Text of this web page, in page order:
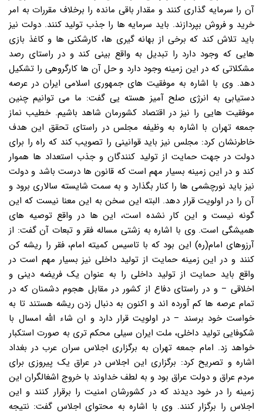
آن را سرمایه گذاری کنند و مقدار باقی مانده را برخلاف مقررات به امر
خرید و فروش بپردازند. باید سرمایه ها را جذب تولید کنند. دولت نیز
باید تلاش کند که برخی از بهانه گیری ها، کارشکنی ها و کاغذ بازی
هایی که وجود دارد را تبدیل به واقع بینی کند و در راستای رصد
مشکلاتی که در این زمینه وجود دارد و حل آن ها کارگروهی را تشکیل
دهد. وی با اشاره به موفقیت های جمهوری اسلامی ایران در عرصه
دستیابی به انرژی صلح آمیز هسته یی گفت: ما می توانیم چنین
موفقیت هایی را نیز در اقتصاد کشورمان شاهد باشیم. خطیب نماز
جمعه تهران با اشاره به وظیفه مجلس در راستای تحقق این هدف
خاطرنشان کرد: مجلس نیز باید قوانینی را تصویب کند که راه را برای
دولت در جهت حمایت از تولید کنندگان و جذب استعداد ها هموار
کند و در این زمینه بسیار مهم است که قانون ها درست باشد و دولت
نیز باید نورچشمی ها را کنار بگذارد و به سمت شایسته سالاری برود و
آن را در اولویت قرار دهد. البته این سخن به این معنا نیست که این
گونه نیست و این کار نشده است، این ها در واقع توصیه های
همیشگی است. وی با اشاره به زشتی مساله فقر و تبعات آن گفت: از
آرزوهای امام(ره) این بود که با تاسیس کمیته امام، فقر را ریشه کن
کنند و در این زمینه حمایت از تولید داخلی نیز بسیار مهم است در
واقع باید حمایت از تولید داخلی را به عنوان یک فریضه دینی و
اخلاقی – و در راستای دفاع از کشور در مقابل هجوم دشمنان که در
تمام عرصه ها کم آورده اند و اکنون به دنبال زدن ریشه هستند تا به
خواست خود برسند – در اولویت قرار دارد و ان شاء الله امسال با
شکوفایی تولید داخلی، ملت ایران سیلی محکم تری به صورت استکبار
خواهد زد. امام جمعه تهران به برگزاری اجلاس سران عرب در بغداد
اشاره و تصریح کرد: برگزاری این اجلاس در عراق یک پیروزی برای
مردم عراق و دولت عراق بود و به لطف خداوند با خروج اشغالگران این
زمینه را در خود دیدند که در کشورشان امنیت را برقرار کنند و این
اجلاس را برگزار کنند. وی با اشاره به محتوای اجلاس گفت: نتیجه